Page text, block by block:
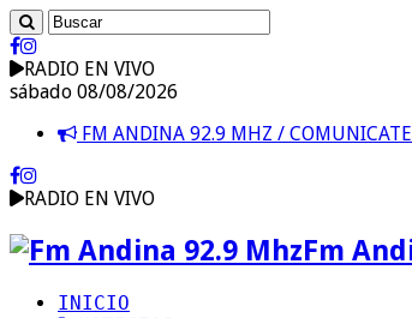
RADIO EN VIVO
sábado 08/08/2026
FM ANDINA 92.9 MHZ / COMUNICATE
RADIO EN VIVO
Fm
INICIO